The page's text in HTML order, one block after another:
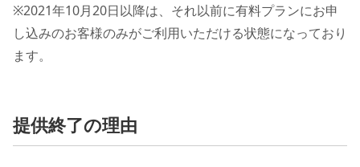
※2021年10月20日以降は、それ以前に有料プランにお申
し込みのお客様のみがご利用いただける状態になっており
ます。
提供終了の理由